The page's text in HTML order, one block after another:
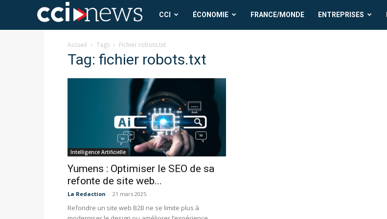
CCI
News
CCI ÉCONOMIE FRANCE/MONDE ENTREPRISES
Accueil Tags Fichier robots.txt
Tag: fichier robots.txt
Intelligence Artificielle
Yumens : Optimiser le SEO de sa
refonte de site web...
La Redaction - 21 mars 2025
Refondre un site web B2B ne se limite plus à